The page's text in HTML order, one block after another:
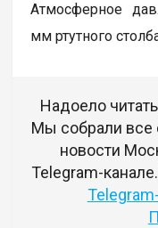
Атмосферное
мм ртутного
Надоело
Мы собрали
новости
Telegram-